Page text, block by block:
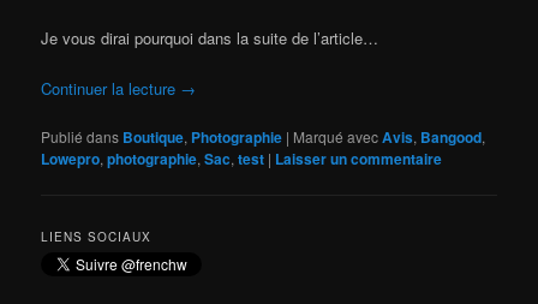
Je vous dirai pourquoi dans la suite de l’article…
Continuer la lecture →
Publié dans Boutique, Photographie | Marqué avecAvis, Bangood,
Lowepro,photographie,Sac,test | Laisser un commentaire
LIENS SOCIAUX